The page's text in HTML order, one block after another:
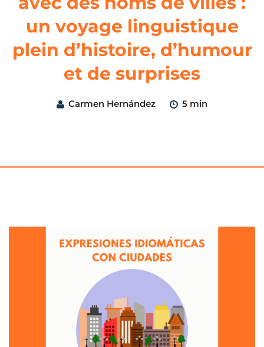
un voyage linguistique
plein d’histoire, d’humour
et de surprises
Carmen Hernández 5 min